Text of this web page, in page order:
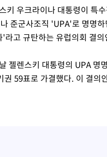
키 우크라이나 대통령이 특
준군사조직 'UPA'로 명명
고 규탄하는 유럽의회 결
젤렌스키 대통령의 UPA 명
59표로 가결했다. 이 결의